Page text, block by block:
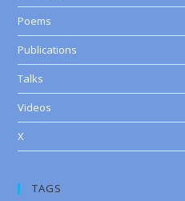
Poems
Publications
Talks
Videos
X
TAGS